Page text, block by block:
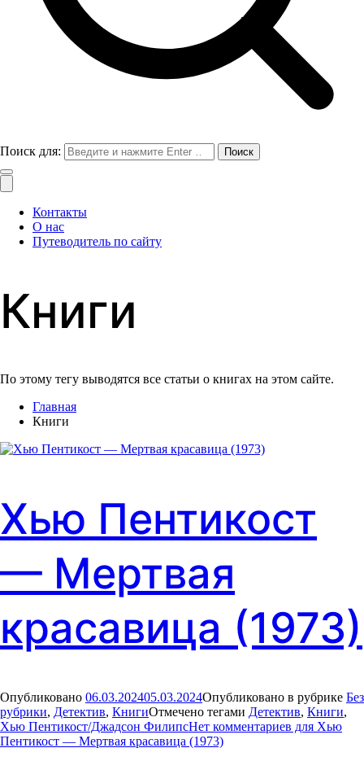
Поиск для:
Контакты
О нас
Путеводитель по сайту
Книги
По этому тегу выводятся все статьи о книгах на этом сайте.
Главная
Книги
Хью Пентикост
— Мертвая
красавица (1973)
Опубликовано 06.03.202405.03.2024Опубликовано в рубрике Без
рубрики, Детектив, КнигиОтмечено тегами Детектив, Книги,
Хью Пентикост/Джадсон ФилипсНет комментариев для Хью
Пентикост — Мертвая красавица (1973)